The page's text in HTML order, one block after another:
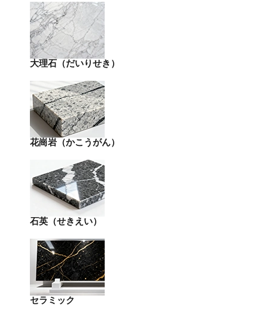
大理石（だいりせき）
花崗岩（かこうがん）
石英（せきえい）
セラミック